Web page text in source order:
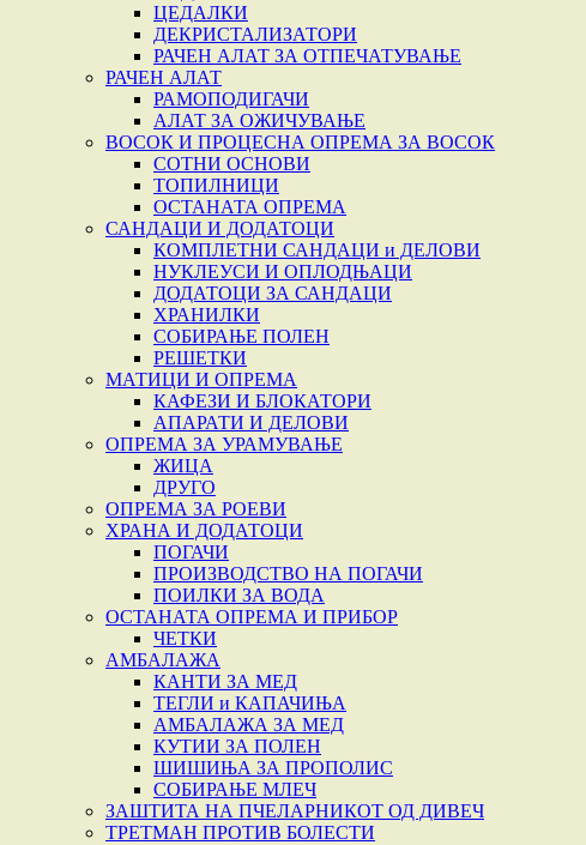
ЦЕДАЛКИ
ДЕКРИСТАЛИЗАТОРИ
РАЧЕН АЛАТ ЗА ОТПЕЧАТУВАЊЕ
РАЧЕН АЛАТ
РАМОПОДИГАЧИ
АЛАТ ЗА ОЖИЧУВАЊЕ
ВОСОК И ПРОЦЕСНА ОПРЕМА ЗА ВОСОК
СОТНИ ОСНОВИ
ТОПИЛНИЦИ
ОСТАНАТА ОПРЕМА
САНДАЦИ И ДОДАТОЦИ
КОМПЛЕТНИ САНДАЦИ и ДЕЛОВИ
НУКЛЕУСИ И ОПЛОДЊАЦИ
ДОДАТОЦИ ЗА САНДАЦИ
ХРАНИЛКИ
СОБИРАЊЕ ПОЛЕН
РЕШЕТКИ
МАТИЦИ И ОПРЕМА
КАФЕЗИ И БЛОКАТОРИ
АПАРАТИ И ДЕЛОВИ
ОПРЕМА ЗА УРАМУВАЊЕ
ЖИЦА
ДРУГО
ОПРЕМА ЗА РОЕВИ
ХРАНА И ДОДАТОЦИ
ПОГАЧИ
ПРОИЗВОДСТВО НА ПОГАЧИ
ПОИЛКИ ЗА ВОДА
ОСТАНАТА ОПРЕМА И ПРИБОР
ЧЕТКИ
АМБАЛАЖА
КАНТИ ЗА МЕД
ТЕГЛИ и КАПАЧИЊА
АМБАЛАЖА ЗА МЕД
КУТИИ ЗА ПОЛЕН
ШИШИЊА ЗА ПРОПОЛИС
СОБИРАЊЕ МЛЕЧ
ЗАШТИТА НА ПЧЕЛАРНИКОТ ОД ДИВЕЧ
ТРЕТМАН ПРОТИВ БОЛЕСТИ